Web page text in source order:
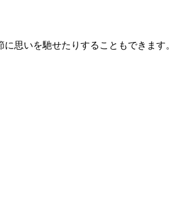
思いを馳せたりすることもできます。